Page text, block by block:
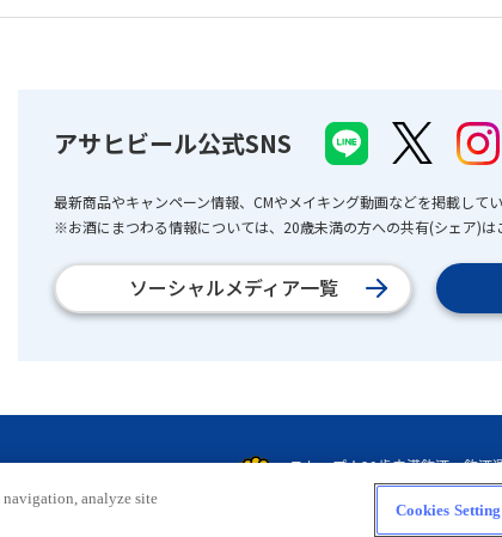
アサヒビール公式SNS
最新商品やキャンペーン情報、CMやメイキング動画などを掲載してい
※お酒にまつわる情報については、20歳未満の方への共有(シェア)は
ソーシャルメディア一覧
analyze site
Cookies